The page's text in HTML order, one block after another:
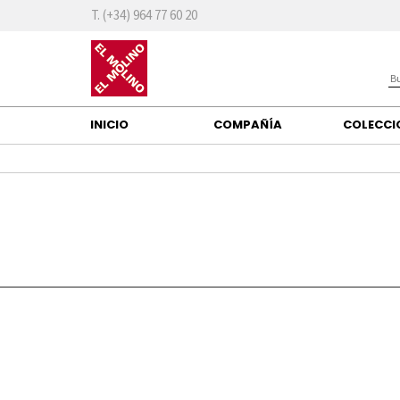
T. (+34) 964 77 60 20
INICIO COMPAÑÍA